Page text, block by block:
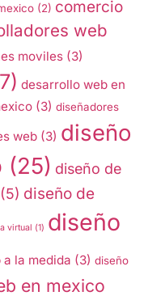
(2) comercio
web
moviles (3)
desarrollo web en
(3) diseñadores
web (3) diseño
(25) diseño de
(5) diseño de
virtual (1) diseño
la medida (3) diseño
en mexico